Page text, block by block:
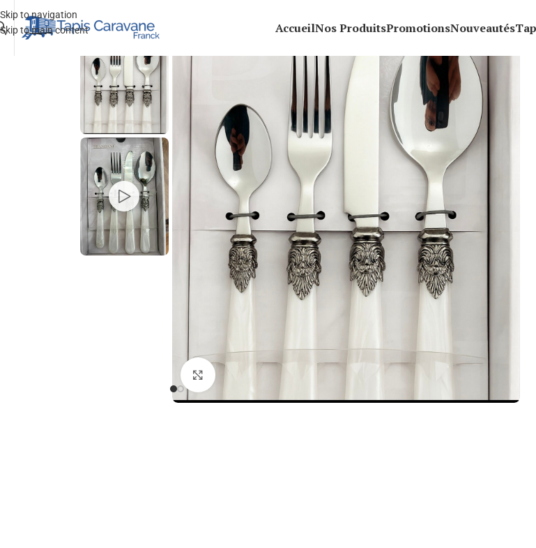
Skip to navigation
Skip to main content
AccueilNos ProduitsPromotionsNouveautés